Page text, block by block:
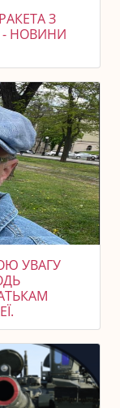
З
- НОВИНИ
УВАГУ